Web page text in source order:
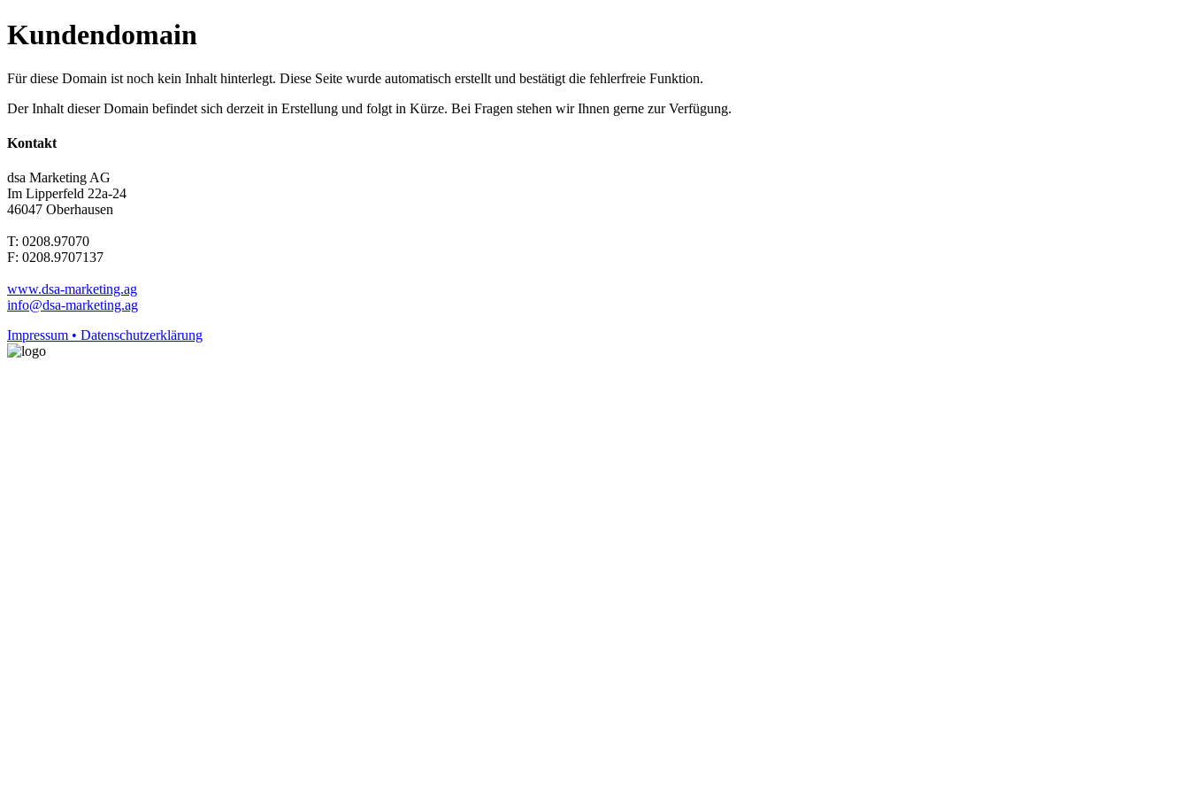
Kundendomain
Für diese Domain ist noch kein Inhalt hinterlegt. Diese Seite wurde automatisch erstellt und bestätigt die fehlerfreie Funktion.
Der Inhalt dieser Domain befindet sich derzeit in Erstellung und folgt in Kürze. Bei Fragen stehen wir Ihnen gerne zur Verfügung.
Kontakt
dsa Marketing AG
Im Lipperfeld 22a-24
46047 Oberhausen
T: 0208.97070
F: 0208.9707137
www.dsa-marketing.ag
info@dsa-marketing.ag
Impressum • Datenschutzerklärung